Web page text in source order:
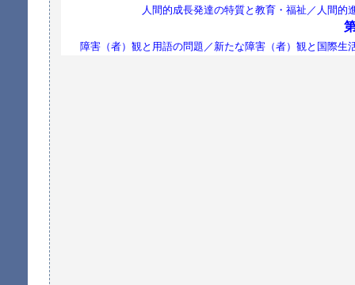
人間的成長発達の特質と教育・福祉／人間
障害（者）観と用語の問題／新たな障害（者）観と国際生